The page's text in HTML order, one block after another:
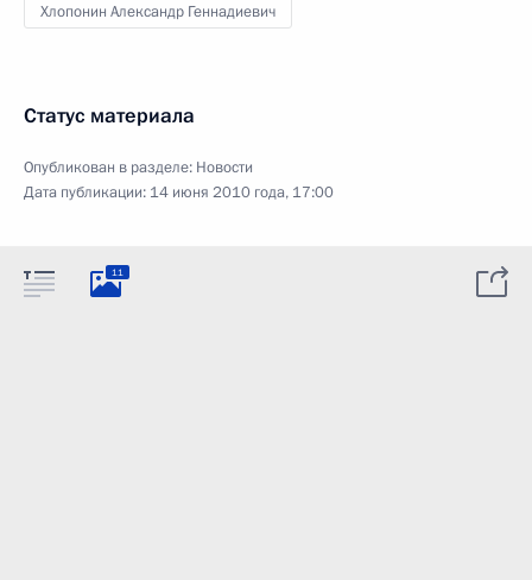
Хлопонин Александр Геннадиевич
Статус материала
Опубликован в разделе: Новости
Дата публикации: 14 июня 2010 года, 17:00
11